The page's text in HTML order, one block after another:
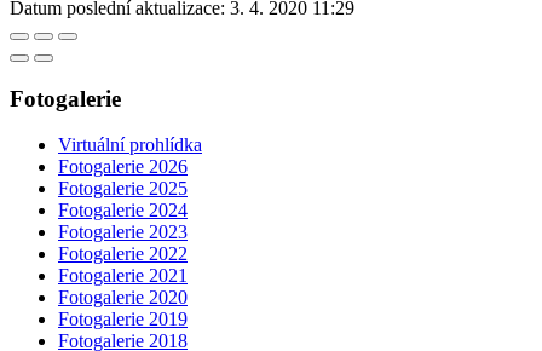
Datum poslední aktualizace: 3. 4. 2020 11:29
Fotogalerie
Virtuální prohlídka
Fotogalerie 2026
Fotogalerie 2025
Fotogalerie 2024
Fotogalerie 2023
Fotogalerie 2022
Fotogalerie 2021
Fotogalerie 2020
Fotogalerie 2019
Fotogalerie 2018